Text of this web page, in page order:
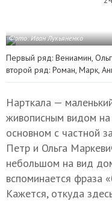
Фото: Иван Лукьяненко
Первый ряд: Вениамин,
второй ряд: Роман, Марк,
Нарткала —
живописным видом на
основном с частной
Петр и Ольга
небольшом на вид
вспоминается фраза
Кажется, откуда